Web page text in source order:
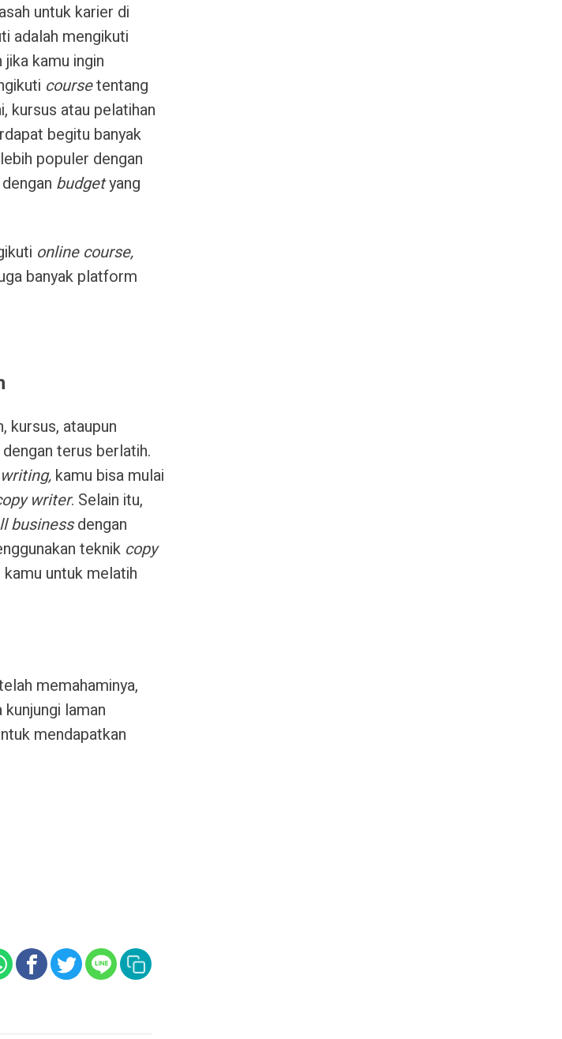
untuk karier di
adalah mengikuti
kamu ingin
coursetentang
kursus atau pelatihan
begitu banyak
populer dengan
budgetyang
online course,
banyak platform
kursus, ataupun
terus berlatih.
kamu bisa mulai
writer. Selain itu,
businessdengan
teknik copy
untuk melatih
memahaminya,
laman
mendapatkan